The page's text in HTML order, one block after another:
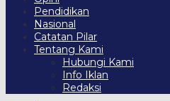
Pendidikan
Nasional
Catatan Pilar
Tentang Kami
Hubungi Kami
Info Iklan
Redaksi